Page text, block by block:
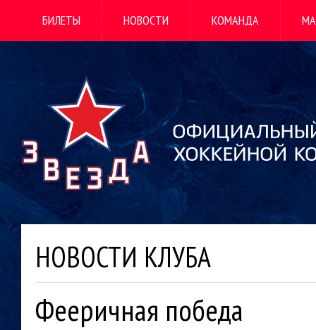
БИЛЕТЫ НОВОСТИ КОМАНДА
НОВОСТИ КЛУБА
Фееричная победа